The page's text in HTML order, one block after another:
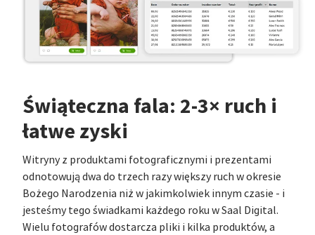
Świąteczna fala: 2-3× ruch i
łatwe zyski
Witryny z produktami fotograficznymi i prezentami
odnotowują dwa do trzech razy większy ruch w okresie
Bożego Narodzenia niż w jakimkolwiek innym czasie - i
jesteśmy tego świadkami każdego roku w Saal Digital.
Wielu fotografów dostarcza pliki i kilka produktów, a